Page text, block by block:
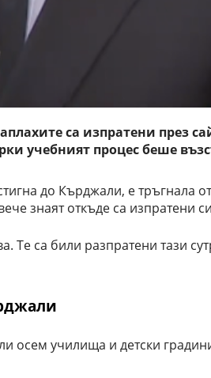
са изпратени през
учебният процес беше
до Кърджали, е
знаят откъде са изпратени
Те са били разпратени тази
осем училища и детски